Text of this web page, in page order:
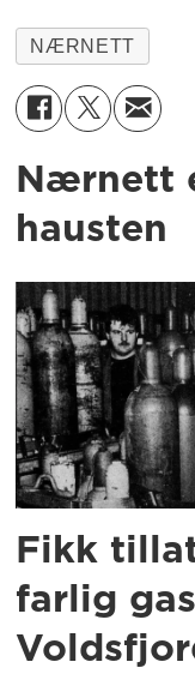
NÆRNETT
Nærnett
hausten
Fikk
farlig